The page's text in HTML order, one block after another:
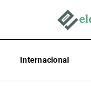
Internacional